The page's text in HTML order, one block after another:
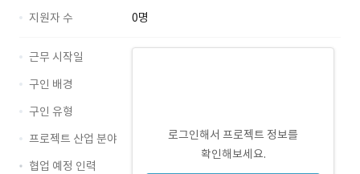
지원자 수
0명
로그인해서 프로젝트 정보를
확인해보세요.
근무 시작일
구인 배경
구인 유형
프로젝트 산업 분야
협업 예정 인력